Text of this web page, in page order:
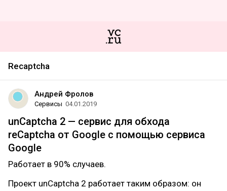
Recaptcha
Андрей Фролов
Сервисы 04.01.2019
unCaptcha 2 — сервис для обхода
reCaptcha от Google с помощью сервиса
Google
Работает в 90% случаев.
Проект unCaptcha 2 работает таким образом: он